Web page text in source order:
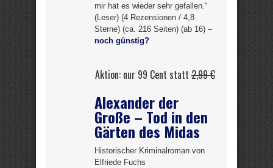
mir hat es wieder sehr gefallen.“
(Leser) (4 Rezensionen / 4,8
Sterne) (ca. 216 Seiten) (ab 16) –
noch günstig?
Aktion: nur 99 Cent statt2,99 €
Alexander der
Große – Tod in den
Gärten des Midas
Historischer Kriminalroman von
Elfriede Fuchs